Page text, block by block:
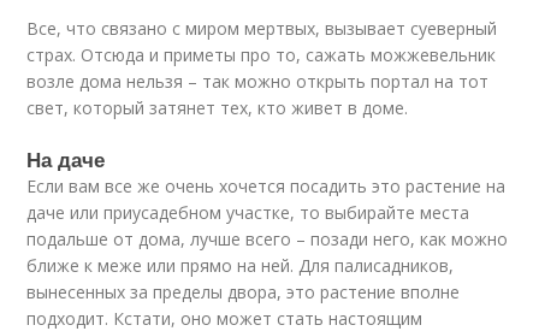
Все, что связано с миром мертвых, вызывает суеверный
страх. Отсюда и приметы про то, сажать можжевельник
возле дома нельзя – так можно открыть портал на тот
свет, который затянет тех, кто живет в доме.
На даче
Если вам все же очень хочется посадить это растение на
даче или приусадебном участке, то выбирайте места
подальше от дома, лучше всего – позади него, как можно
ближе к меже или прямо на ней. Для палисадников,
вынесенных за пределы двора, это растение вполне
подходит. Кстати, оно может стать настоящим